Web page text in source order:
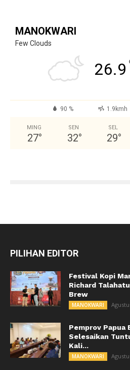
MANOKWARI
Few Clouds
26.9
90 % 1.9kmh
MING
27°
SEN
32°
SEL
29°
PILIHAN EDITOR
Festival Kopi
Richard
Brew
MANOKWARI
Pemprov Papua
Selesaikan
Kali...
MANOKWARI